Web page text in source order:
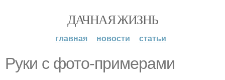
ДАЧНАЯ ЖИЗНЬ
главная новости статьи
Руки с фото-примерами